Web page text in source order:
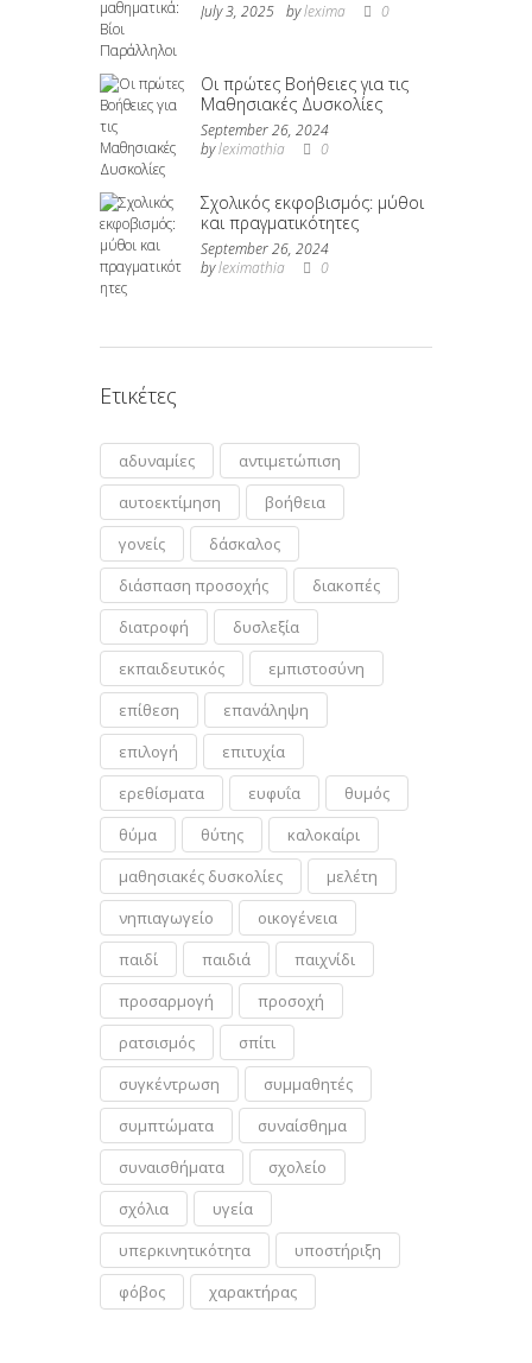
July 3, 2025 bylexima 0
Οι πρώτες Βοήθειες για τις
Μαθησιακές Δυσκολίες
September 26, 2024
byleximathia 0
Σχολικός εκφοβισμός: μύθοι
και πραγματικότητες
September 26, 2024
byleximathia 0
Ετικέτες
αδυναμίες
αντιμετώπιση
αυτοεκτίμηση
βοήθεια
γονείς
δάσκαλος
διάσπαση προσοχής
διακοπές
διατροφή
δυσλεξία
εκπαιδευτικός
εμπιστοσύνη
επίθεση
επανάληψη
επιλογή
επιτυχία
ερεθίσματα
ευφυΐα
θυμός
θύμα
θύτης
καλοκαίρι
μαθησιακές δυσκολίες
μελέτη
νηπιαγωγείο
οικογένεια
παιδί
παιδιά
παιχνίδι
προσαρμογή
προσοχή
ρατσισμός
σπίτι
συγκέντρωση
συμμαθητές
συμπτώματα
συναίσθημα
συναισθήματα
σχολείο
σχόλια
υγεία
υπερκινητικότητα
υποστήριξη
φόβος
χαρακτήρας